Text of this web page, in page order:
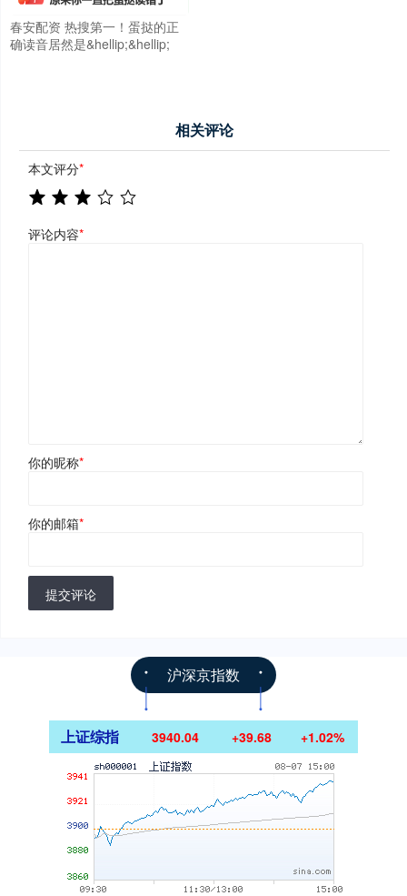
春安配资 热搜第一！蛋挞的正
确读音居然是&hellip;&hellip;
相关评论
本文评分*
评论内容*
你的昵称*
你的邮箱*
提交评论
沪深京指数
上证综指 3940.04 +39.68 +1.02%